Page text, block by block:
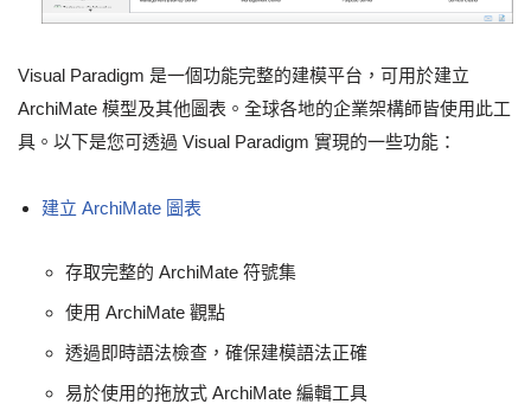
Visual Paradigm 是一個功能完整的建模平台，可用於建立
ArchiMate 模型及其他圖表。全球各地的企業架構師皆使用此工
具。以下是您可透過 Visual Paradigm 實現的一些功能：
建立 ArchiMate 圖表
存取完整的 ArchiMate 符號集
使用 ArchiMate 觀點
透過即時語法檢查，確保建模語法正確
易於使用的拖放式 ArchiMate 編輯工具